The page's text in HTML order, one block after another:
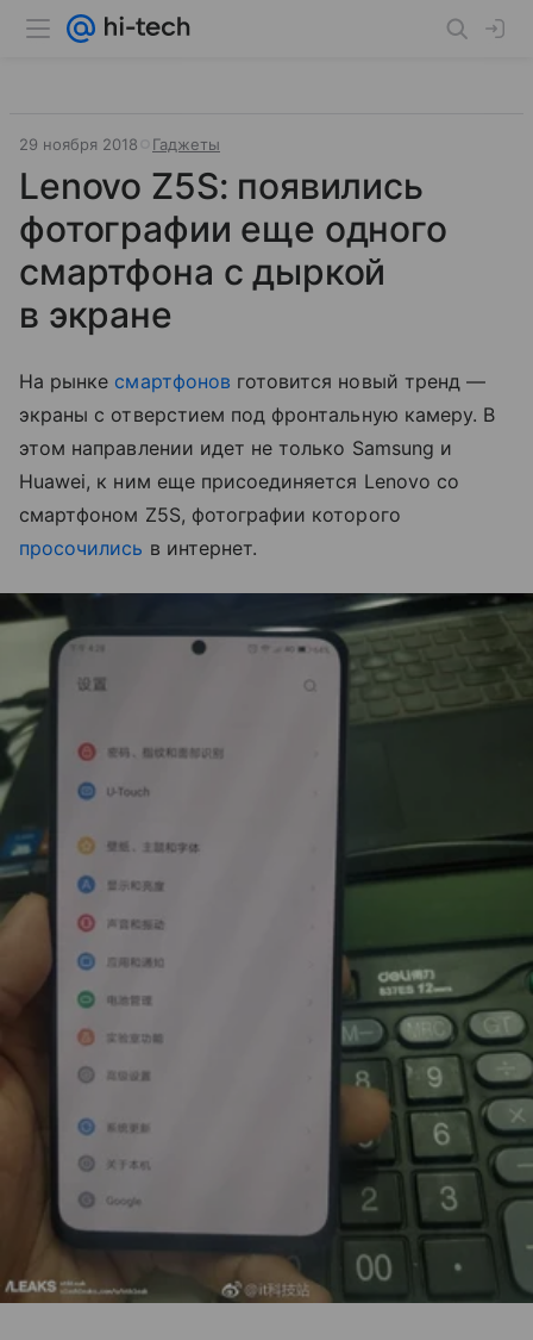
29 ноября 2018 Гаджеты
Lenovo Z5S: появились
фотографии еще одного
смартфона с дыркой
в экране
На рынке смартфонов готовится новый тренд —
экраны с отверстием под фронтальную камеру. В
этом направлении идет не только Samsung и
Huawei, к ним еще присоединяется Lenovo со
смартфоном Z5S, фотографии которого
просочились в интернет.